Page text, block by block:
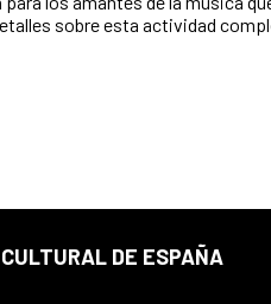
sobre esta actividad
DE ESPAÑA